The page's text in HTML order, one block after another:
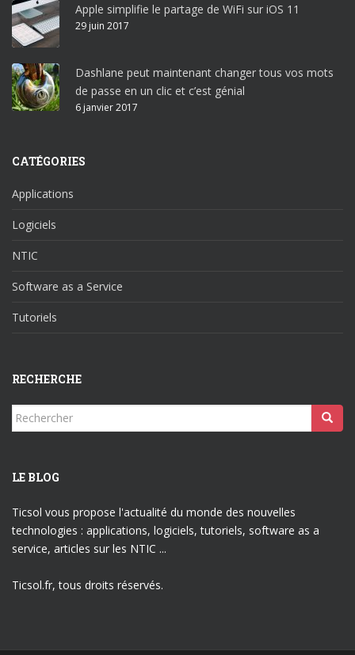
Apple simplifie le partage de WiFi sur iOS 11
29 juin 2017
Dashlane peut maintenant changer tous vos mots
de passe en un clic et c’est génial
6 janvier 2017
CATÉGORIES
Applications
Logiciels
NTIC
Software as a Service
Tutoriels
RECHERCHE
Rechercher...
LE BLOG
Ticsol vous propose l'actualité du monde des nouvelles
technologies : applications, logiciels, tutoriels, software as a
service, articles sur les NTIC ...
Ticsol.fr, tous droits réservés.